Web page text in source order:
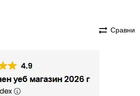
Сравни